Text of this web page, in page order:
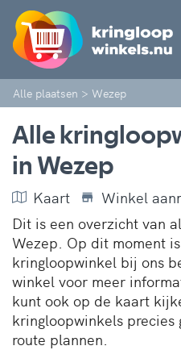
Alle plaatsen > Wezep
Alle
in Wezep
Kaart
Winkel
Dit is een overzicht van
Wezep. Op dit moment
kringloopwinkel bij ons
winkel voor meer
kunt ook op de kaart
kringloopwinkels precies
route plannen.